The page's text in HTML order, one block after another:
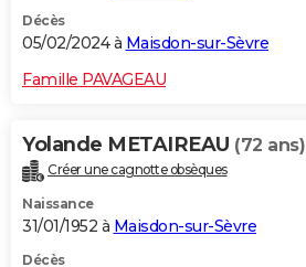
Décès
05/02/2024 à Maisdon-sur-Sèvre
Famille PAVAGEAU
Yolande METAIREAU (72 ans)
Créer une cagnotte obsèques
Naissance
31/01/1952 à Maisdon-sur-Sèvre
Décès